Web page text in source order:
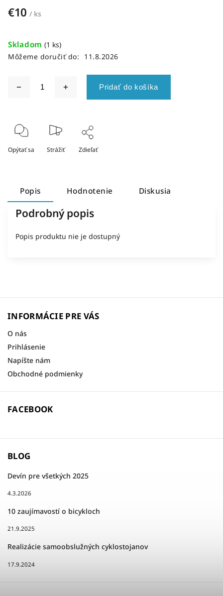
€10 / ks
Skladom (1 ks)
Môžeme doručiť do:
11.8.2026
Pridať do košíka
Opýtať sa Strážiť Zdieľať
Popis Hodnotenie Diskusia
Podrobný popis
Popis produktu nie je dostupný
INFORMÁCIE PRE VÁS
O nás
Prihlásenie
Napíšte nám
Obchodné podmienky
FACEBOOK
BLOG
Devín pre všetkých 2025
4.3.2026
10 zaujímavostí o bicykloch
21.9.2025
Realizácie samoobslužných cyklostojanov
17.9.2024